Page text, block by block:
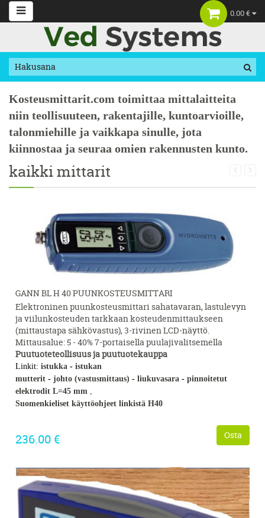
0.00 €
Kosteusmittarit.com toimittaa mittalaitteita
niin teollisuuteen, rakentajille, kuntoarvioille,
talonmiehille ja vaikkapa sinulle, jota
kiinnostaa ja seuraa omien rakennusten kunto.
kaikki mittarit
GANN BL H 40 PUUNKOSTEUSMITTARI
Elektroninen puunkosteusmittari sahatavaran, lastulevyn
ja viilunkosteuden tarkkaan kosteudenmittaukseen
(mittaustapa sähkövastus), 3-rivinen LCD-näyttö.
Mittausalue: 5 - 40% 7-portaisella puulajivalitsemella
Puutuoteteollisuus ja puutuotekauppa
Linkit: istukka - istukan
mutterit - johto (vastusmittaus) - liukuvasara - pinnoitetut
elektrodit L=45 mm ,
Suomenkieliset käyttöohjeet linkistä H40
236.00 € Osta